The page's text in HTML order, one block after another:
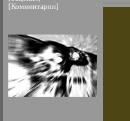
[Комментарии]